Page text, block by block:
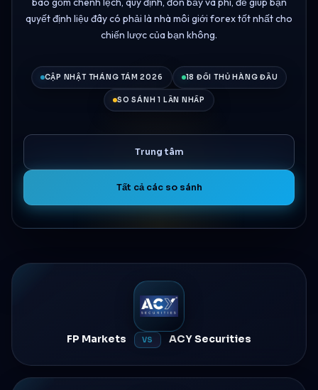
quyết định liệu đây có phải là nhà môi giới forex tốt nhất cho
chiến lược của bạn không.
CẬP NHẬT THÁNG TÁM 2026 18 ĐỐI THỦ HÀNG ĐẦU
SO SÁNH 1 LẦN NHẤP
Trung tâm
Tất cả các so sánh
FP Markets VS ACY Securities